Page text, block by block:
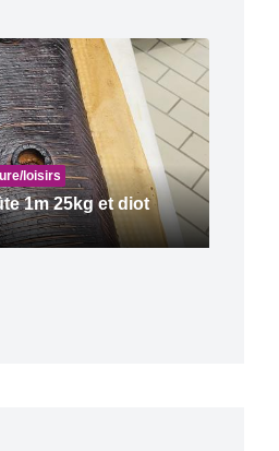
loisirs
1m 25kg et diot